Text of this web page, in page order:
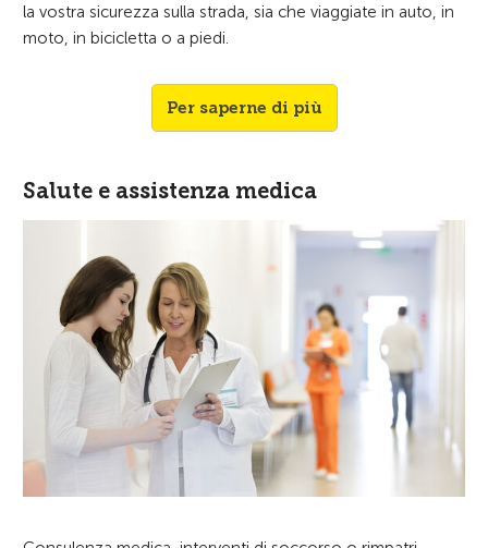
la vostra sicurezza sulla strada, sia che viaggiate in auto, in
moto, in bicicletta o a piedi.
Per saperne di più
Salute e assistenza medica